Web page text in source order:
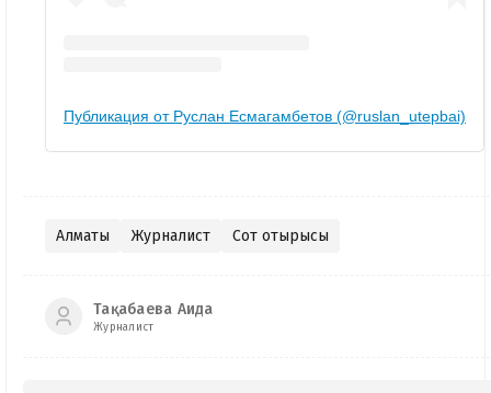
Публикация от Руслан Есмагамбетов (@ruslan_utepbai)
Алматы Журналист Сот отырысы
Тақабаева Аида
Журналист